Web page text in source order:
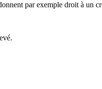
par exemple droit à un